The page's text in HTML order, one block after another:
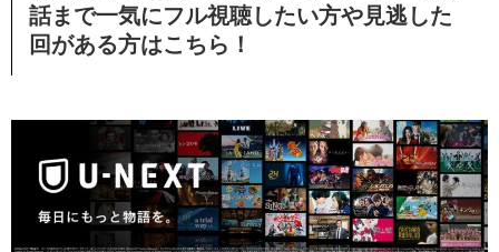
話まで一気にフル視聴したい方や見逃した
回がある方はこちら！